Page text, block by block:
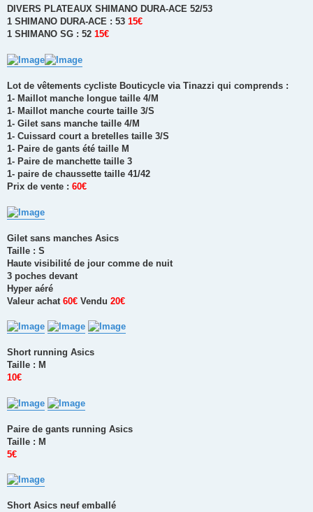
DIVERS PLATEAUX SHIMANO DURA-ACE 52/53
1 SHIMANO DURA-ACE : 53 15€
1 SHIMANO SG : 52 15€
Lot de vêtements cycliste Bouticycle via Tinazzi qui comprends :
1- Maillot manche longue taille 4/M
1- Maillot manche courte taille 3/S
1- Gilet sans manche taille 4/M
1- Cuissard court a bretelles taille 3/S
1- Paire de gants été taille M
1- Paire de manchette taille 3
1- paire de chaussette taille 41/42
Prix de vente : 60€
Gilet sans manches Asics
Taille : S
Haute visibilité de jour comme de nuit
3 poches devant
Hyper aéré
Valeur achat 60€ Vendu 20€
Short running Asics
Taille : M
10€
Paire de gants running Asics
Taille : M
5€
Short Asics neuf emballé